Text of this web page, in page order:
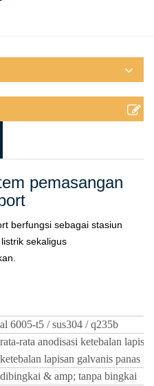
pemasangan
berfungsi sebagai stasiun
sekaligus
al 6005-t5 / sus304 / q235b
rata-rata anodisasi ketebalan lapisan
ketebalan lapisan galvanis panas ≥
dibingkai & amp; tanpa bingkai